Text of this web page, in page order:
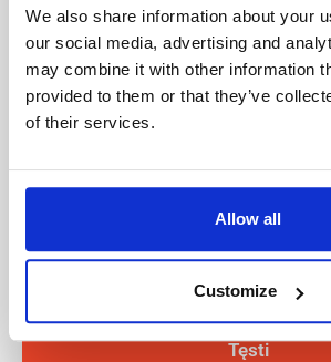
We also share information about your
our social media, advertising and
may combine it with other information
provided to them or that they’ve
of their services.
Allow all
Customize
Vardas
Pavardė
Aš perskaičiau ir sutinku su
Aš perskaičiau ir sutinku su